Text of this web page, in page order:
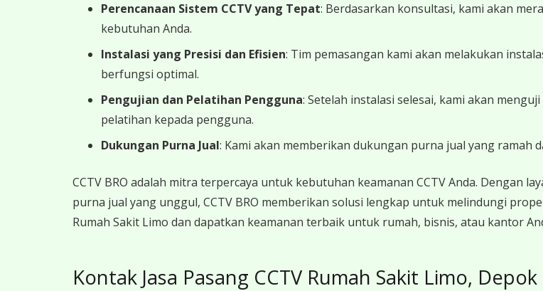
Perencanaan Sistem CCTV yang Tepat: Berdasarkan konsultasi, kami akan
kebutuhan Anda.
Instalasi yang Presisi dan Efisien: Tim pemasangan kami akan melakukan
berfungsi optimal.
Pengujian dan Pelatihan Pengguna: Setelah instalasi selesai, kami akan
pelatihan kepada pengguna.
Dukungan Purna Jual: Kami akan memberikan dukungan purna jual yang
CCTV BRO adalah mitra terpercaya untuk kebutuhan keamanan CCTV Anda. Dengan
purna jual yang unggul, CCTV BRO memberikan solusi lengkap untuk melindungi
Rumah Sakit Limo dan dapatkan keamanan terbaik untuk rumah, bisnis, atau kantor
Kontak Jasa Pasang CCTV Rumah Sakit Limo, Depok